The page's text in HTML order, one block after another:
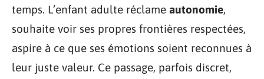
temps. L’enfant adulte réclame autonomie,
souhaite voir ses propres frontières respectées,
aspire à ce que ses émotions soient reconnues à
leur juste valeur. Ce passage, parfois discret,